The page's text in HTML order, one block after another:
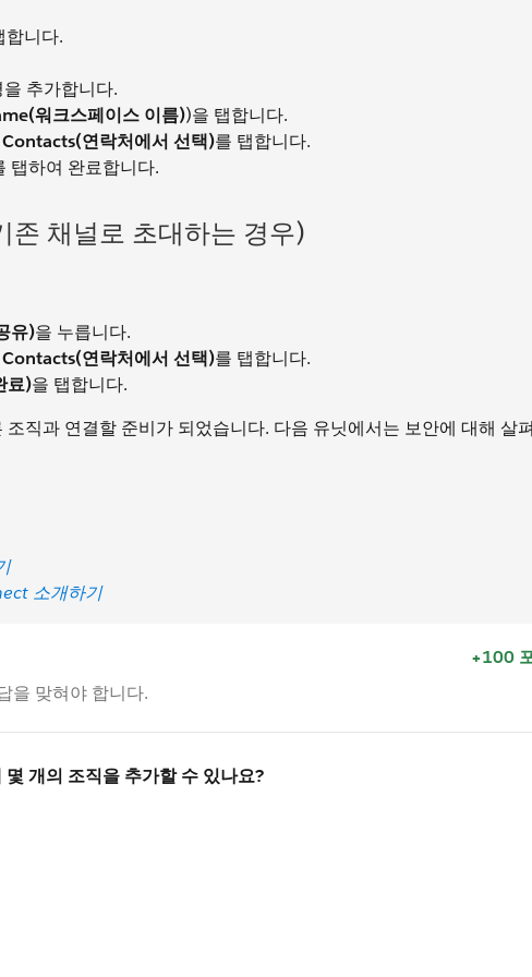
합니다.
추가합니다.
워크스페이스 이름))을 탭합니다.
연락처에서 선택)를 탭합니다.
탭하여 완료합니다.
채널로 초대하는 경우)
유)을 누릅니다.
연락처에서 선택)를 탭합니다.
료)을 탭합니다.
직과 연결할 준비가 되었습니다. 다음 유닛에서는 보안에 대해 살
소개하기